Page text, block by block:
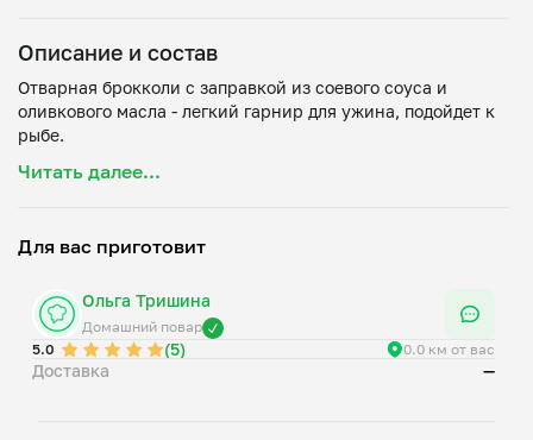
Описание и состав
Отварная брокколи с заправкой из соевого соуса и
оливкового масла - легкий гарнир для ужина, подойдет к
Читать далее...
Для вас приготовит
Ольга Тришина
Домашний повар
5.0
(5) 0.0 км от вас
Доставка —